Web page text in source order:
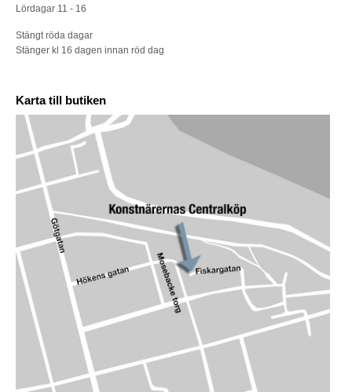
Lördagar 11 - 16
Stängt röda dagar
Stänger kl 16 dagen innan röd dag
Karta till butiken